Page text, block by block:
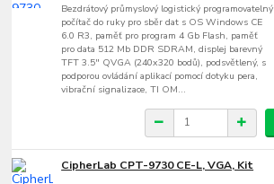
Bezdrátový průmyslový logistický programovatelný
počítač do ruky pro sběr dat s OS Windows CE
6.0 R3, paměť pro program 4 Gb Flash, paměť
pro data 512 Mb DDR SDRAM, displej barevný
TFT 3.5" QVGA (240x320 bodů), podsvětlený, s
podporou ovládání aplikací pomocí dotyku pera,
vibrační signalizace, TI OM...
CipherLab CPT-9730 CE-L, VGA, Kit